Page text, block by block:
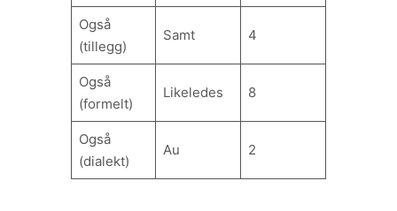
Også
(tillegg)
Samt 4
Også
(formelt)
Likeledes 8
Også
(dialekt)
Au 2